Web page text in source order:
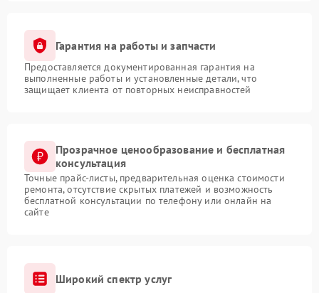
Гарантия на работы и запчасти
Предоставляется документированная гарантия на
выполненные работы и установленные детали, что
защищает клиента от повторных неисправностей
Прозрачное ценообразование и бесплатная
консультация
Точные прайс-листы, предварительная оценка стоимости
ремонта, отсутствие скрытых платежей и возможность
бесплатной консультации по телефону или онлайн на
сайте
Широкий спектр услуг